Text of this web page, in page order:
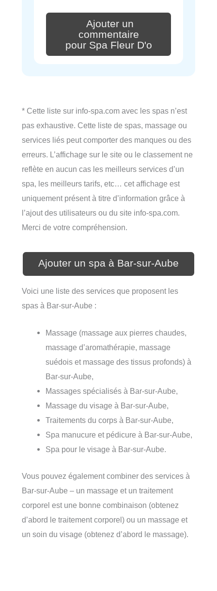
Ajouter un
commentaire
pour Spa Fleur D'o
* Cette liste sur info-spa.com avec les spas n’est
pas exhaustive. Cette liste de spas, massage ou
services liés peut comporter des manques ou des
erreurs. L’affichage sur le site ou le classement ne
reflète en aucun cas les meilleurs services d’un
spa, les meilleurs tarifs, etc… cet affichage est
uniquement présent à titre d’information grâce à
l’ajout des utilisateurs ou du site info-spa.com.
Merci de votre compréhension.
Ajouter un spa à Bar-sur-Aube
Voici une liste des services que proposent les
spas à Bar-sur-Aube :
Massage (massage aux pierres chaudes,
massage d’aromathérapie, massage
suédois et massage des tissus profonds) à
Bar-sur-Aube,
Massages spécialisés à Bar-sur-Aube,
Massage du visage à Bar-sur-Aube,
Traitements du corps à Bar-sur-Aube,
Spa manucure et pédicure à Bar-sur-Aube,
Spa pour le visage à Bar-sur-Aube.
Vous pouvez également combiner des services à
Bar-sur-Aube – un massage et un traitement
corporel est une bonne combinaison (obtenez
d’abord le traitement corporel) ou un massage et
un soin du visage (obtenez d’abord le massage).